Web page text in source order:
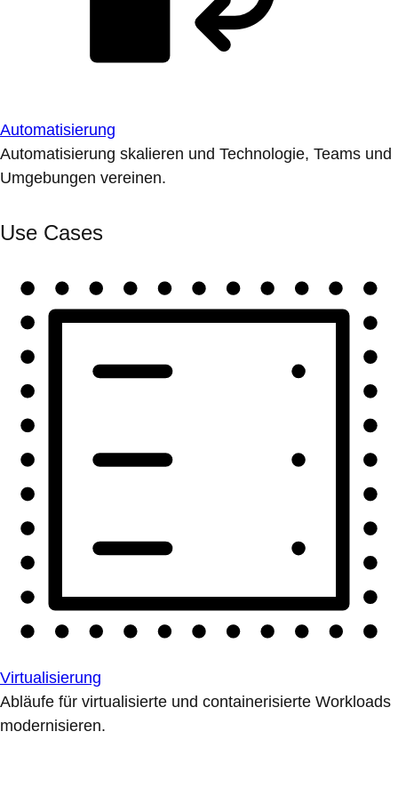
Automatisierung
Automatisierung skalieren und Technologie, Teams und
Umgebungen vereinen.
Use Cases
Virtualisierung
Abläufe für virtualisierte und containerisierte Workloads
modernisieren.